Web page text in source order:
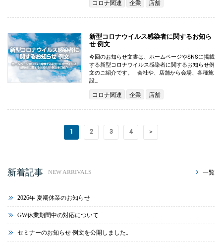
コロナ関連 企業 店舗
新型コロナウイルス感染者に関するお知ら
せ 例文
今回のお知らせ文書は、ホームページやSNSに掲載
する新型コロナウイルス感染者に関するお知らせ例
文のご紹介です。 会社や、店舗から会場、各種施
設…
コロナ関連 企業 店舗
1 2 3 4 >
新着記事 NEW ARRIVALS 一覧
2026年 夏期休業のお知らせ
GW休業期間中の対応について
セミナーのお知らせ 例文を公開しました。